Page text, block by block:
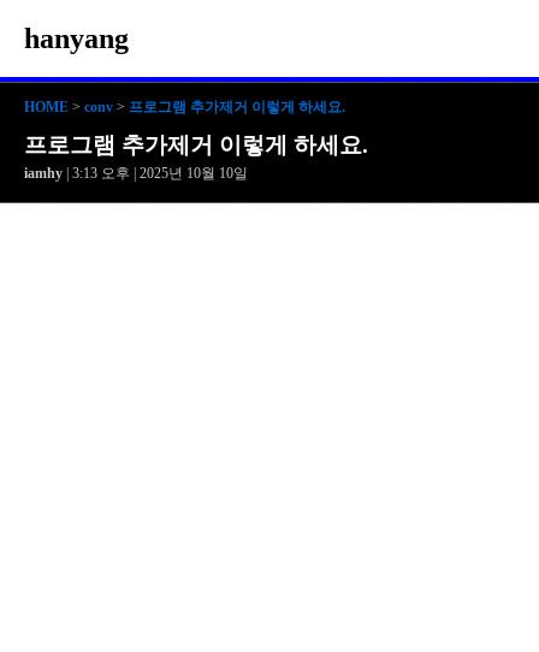
hanyang
HOME > conv > 프로그램 추가제거 이렇게 하세요.
프로그램 추가제거 이렇게 하세요.
iamhy | 3:13 오후 | 2025년 10월 10일